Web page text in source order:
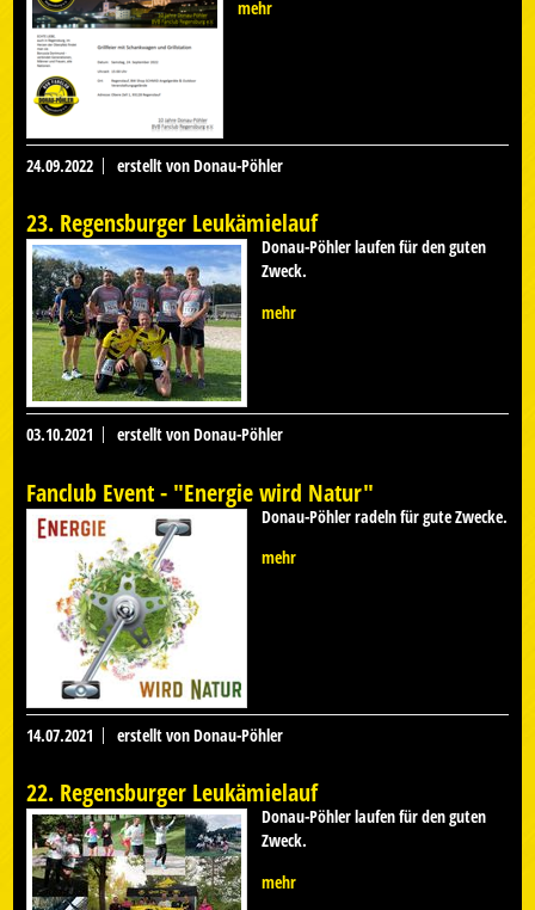
mehr
24.09.2022 erstellt von Donau-Pöhler
23. Regensburger Leukämielauf
Donau-Pöhler laufen für den guten
Zweck.
mehr
03.10.2021 erstellt von Donau-Pöhler
Fanclub Event - "Energie wird Natur"
Donau-Pöhler radeln für gute Zwecke.
mehr
14.07.2021 erstellt von Donau-Pöhler
22. Regensburger Leukämielauf
Donau-Pöhler laufen für den guten
Zweck.
mehr